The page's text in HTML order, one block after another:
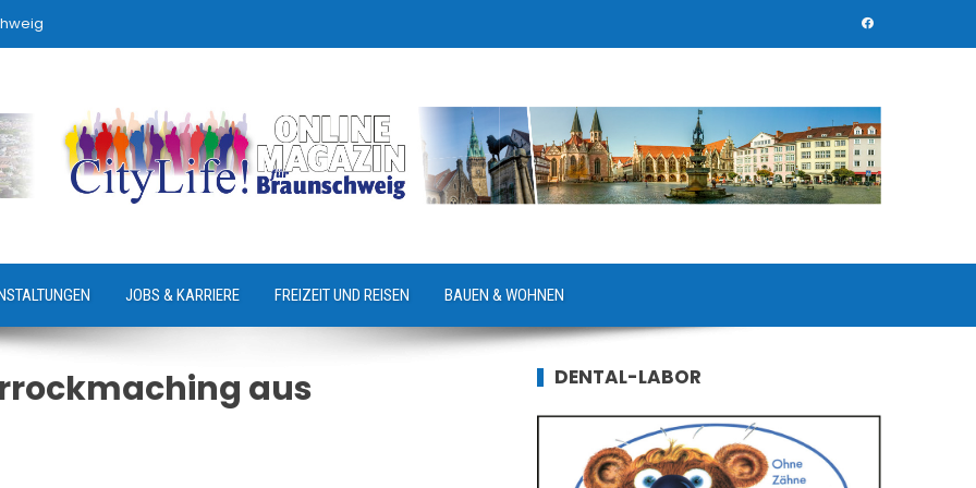
JOBS & KARRIERE FREIZEIT UND REISEN BAUEN & WOHNEN
aus
DENTAL-LABOR